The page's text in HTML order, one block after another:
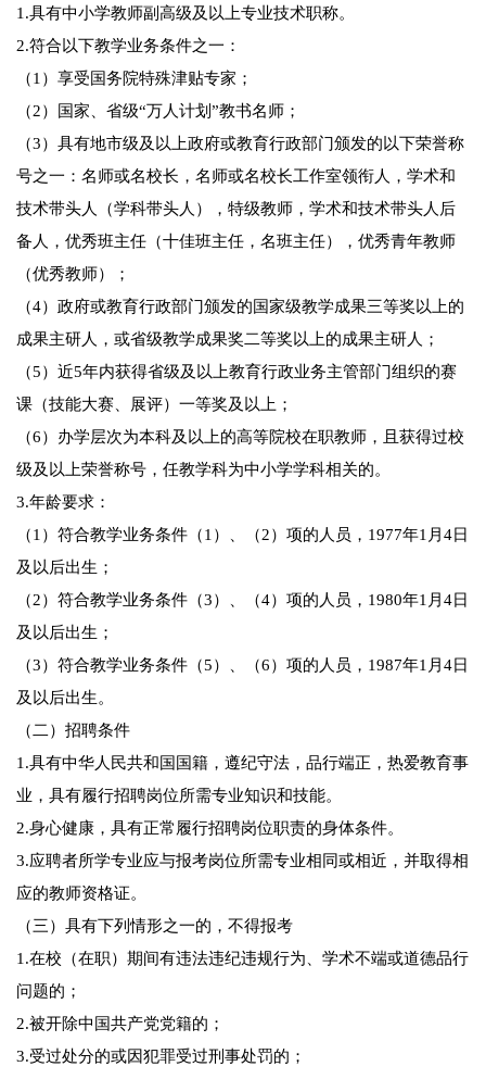
1.具有中小学教师副高级及以上专业技术职称。
2.符合以下教学业务条件之一：
（1）享受国务院特殊津贴专家；
（2）国家、省级“万人计划”教书名师；
（3）具有地市级及以上政府或教育行政部门颁发的以下荣誉称
号之一：名师或名校长，名师或名校长工作室领衔人，学术和
技术带头人（学科带头人），特级教师，学术和技术带头人后
备人，优秀班主任（十佳班主任，名班主任），优秀青年教师
（优秀教师）；
（4）政府或教育行政部门颁发的国家级教学成果三等奖以上的
成果主研人，或省级教学成果奖二等奖以上的成果主研人；
（5）近5年内获得省级及以上教育行政业务主管部门组织的赛
课（技能大赛、展评）一等奖及以上；
（6）办学层次为本科及以上的高等院校在职教师，且获得过校
级及以上荣誉称号，任教学科为中小学学科相关的。
3.年龄要求：
（1）符合教学业务条件（1）、（2）项的人员，1977年1月4日
及以后出生；
（2）符合教学业务条件（3）、（4）项的人员，1980年1月4日
及以后出生；
（3）符合教学业务条件（5）、（6）项的人员，1987年1月4日
及以后出生。
（二）招聘条件
1.具有中华人民共和国国籍，遵纪守法，品行端正，热爱教育事
业，具有履行招聘岗位所需专业知识和技能。
2.身心健康，具有正常履行招聘岗位职责的身体条件。
3.应聘者所学专业应与报考岗位所需专业相同或相近，并取得相
应的教师资格证。
（三）具有下列情形之一的，不得报考
1.在校（在职）期间有违法违纪违规行为、学术不端或道德品行
问题的；
2.被开除中国共产党党籍的；
3.受过处分的或因犯罪受过刑事处罚的；